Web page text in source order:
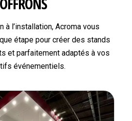
à l’installation, Acroma vous
étape pour créer des stands
et parfaitement adaptés à vos
événementiels.